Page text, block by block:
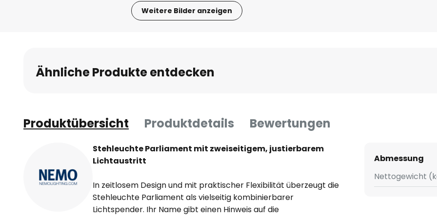
Weitere Bilder anzeigen
Bildgalerie
springen
Ähnliche Produkte entdecken
Produktübersicht Produktdetails Bewertungen
Stehleuchte Parliament mit zweiseitigem, justierbarem
Lichtaustritt
In zeitlosem Design und mit praktischer Flexibilität überzeugt die
Stehleuchte Parliament als vielseitig kombinierbarer
Lichtspender. Ihr Name gibt einen Hinweis auf die
Abmessung
Nettogewicht